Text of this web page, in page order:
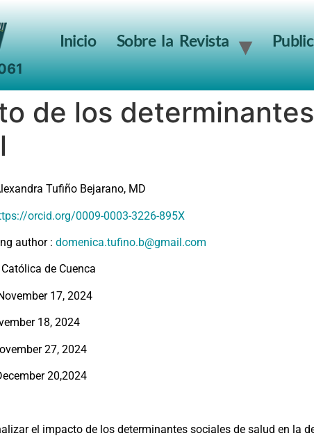
Inicio Sobre la Revista
de los
Tufiño Bejarano, MD
orcid.org/0009-0003-3226-895X
author : domenica.tufino.b@gmail.com
de Cuenca
17, 2024
18, 2024
27, 2024
20,2024
el impacto de los determinantes sociales de salud en la